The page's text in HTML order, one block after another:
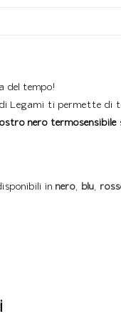
del tempo!
di Legami ti permette di
nero termosensibile
innero, blu,